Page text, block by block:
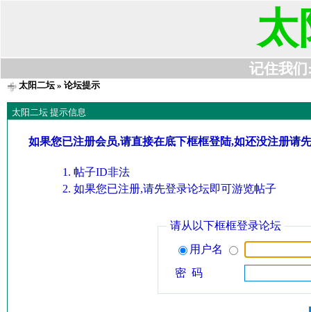
太
记住我们
太阳二坛» 论坛提示
太阳二坛 提示信息
如果您已注册会员,请直接在底下框框登陆,如还没注册请
帖子ID非法
如果您已注册,请先登录论坛即可游览帖子
请从以下框框登录论坛
用户名
密 码